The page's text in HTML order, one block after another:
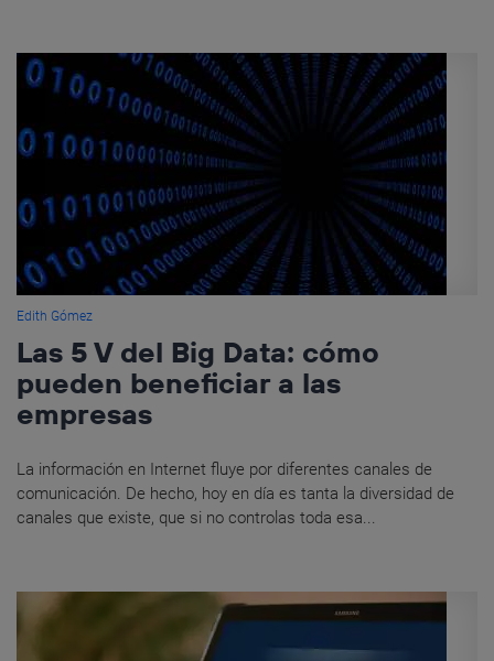
Edith Gómez
Las 5 V del Big Data: cómo
pueden beneficiar a las
empresas
La información en Internet fluye por diferentes canales de
comunicación. De hecho, hoy en día es tanta la diversidad de
canales que existe, que si no controlas toda esa...